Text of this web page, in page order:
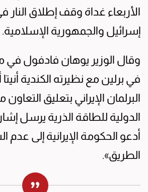
الأربعاء غداة وقف إطلاق النار
إسرائيل والجمهورية الإسلامية.
وقال الوزير يوهان فادفول
في برلين مع نظيرته الكندية أنيتا
البرلمان الإيراني بتعليق التعاون
الدولية للطاقة الذرية يرسل
أدعو الحكومة الإيرانية إلى عدم
الطريق».